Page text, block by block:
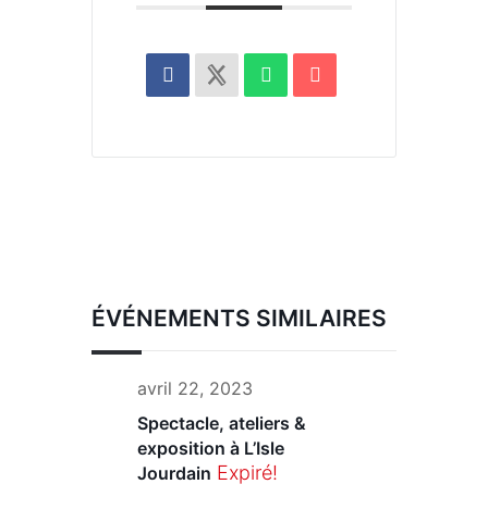
ÉVÉNEMENTS SIMILAIRES
avril 22, 2023
Spectacle, ateliers &
exposition à L’Isle
Jourdain Expiré!